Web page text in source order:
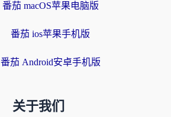
番茄 macOS苹果电脑版
番茄 ios苹果手机版
番茄 Android安卓手机版
关于我们